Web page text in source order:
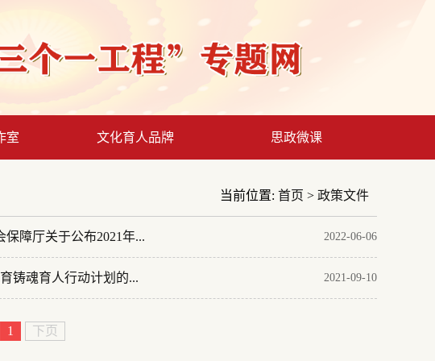
室 文化育人品牌 思政微课
当前位置: 首页 > 政策文件
障厅关于公布2021年... 2022-06-06
铸魂育人行动计划的... 2021-09-10
1 下页